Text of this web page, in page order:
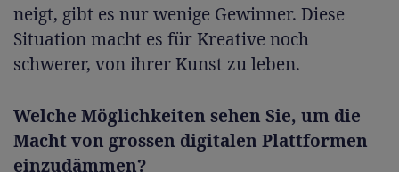
neigt, gibt es nur wenige Gewinner. Diese
Situation macht es für Kreative noch
schwerer, von ihrer Kunst zu leben.
Welche Möglichkeiten sehen Sie, um die
Macht von grossen digitalen Plattformen
einzudämmen?